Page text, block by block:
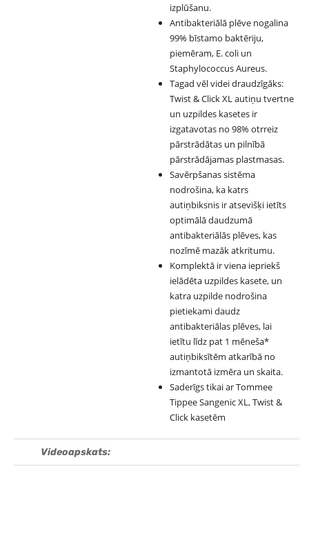
izplūšanu.
Antibakteriālā plēve nogalina
99% bīstamo baktēriju,
piemēram, E. coli un
Staphylococcus Aureus.
Tagad vēl videi draudzīgāks:
Twist & Click XL autiņu tvertne
un uzpildes kasetes ir
izgatavotas no 98% otrreiz
pārstrādātas un pilnībā
pārstrādājamas plastmasas.
Savērpšanas sistēma
nodrošina, ka katrs
autiņbiksnis ir atsevišķi ietīts
optimālā daudzumā
antibakteriālās plēves, kas
nozīmē mazāk atkritumu.
Komplektā ir viena iepriekš
ielādēta uzpildes kasete, un
katra uzpilde nodrošina
pietiekami daudz
antibakteriālas plēves, lai
ietītu līdz pat 1 mēneša*
autiņbiksītēm atkarībā no
izmantotā izmēra un skaita.
Saderīgs tikai ar Tommee
Tippee Sangenic XL, Twist &
Click kasetēm
Videoapskats: